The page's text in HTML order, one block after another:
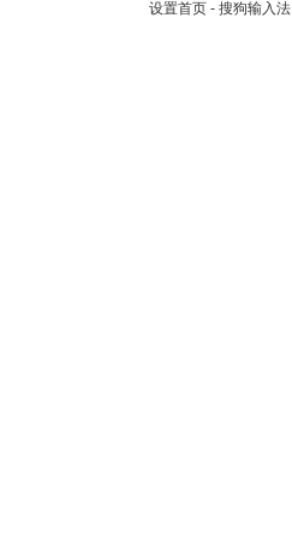
设置首页 - 搜狗输入法